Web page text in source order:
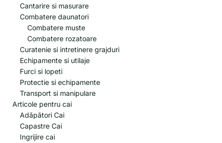
Cantarire si masurare
Combatere daunatori
Combatere muste
Combatere rozatoare
Curatenie si intretinere grajduri
Echipamente si utilaje
Furci si lopeti
Protectie si echipamente
Transport si manipulare
Articole pentru cai
Adăpători Cai
Capastre Cai
Ingrijire cai